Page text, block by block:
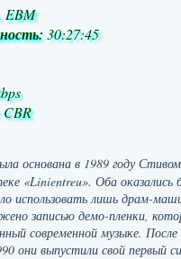
EBM
30:27:45
CBR
основана в 1989 году
«Linientreu». Оба
использовать лишь драм-
записью демо-пленки,
современной музыке.
они выпустили свой первый